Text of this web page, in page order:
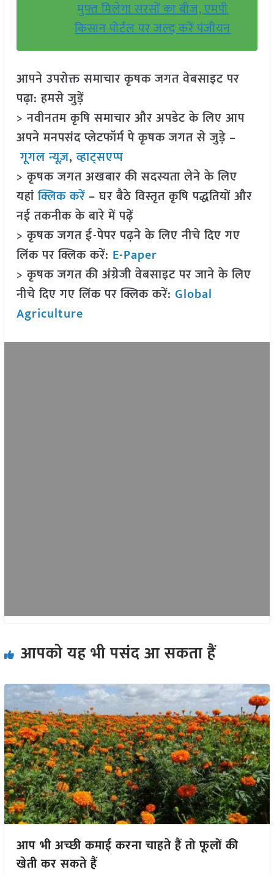
मुफ्त मिलेगा सरसों का बीज, एमपी
किसान पोर्टल पर जल्द करें पंजीयन
आपने उपरोक्त समाचार कृषक जगत वेबसाइट पर
पढ़ा: हमसे जुड़ें
> नवीनतम कृषि समाचार और अपडेट के लिए आप
अपने मनपसंद प्लेटफॉर्म पे कृषक जगत से जुड़े –
गूगल न्यूज़,व्हाट्सएप्प
> कृषक जगत अखबार की सदस्यता लेने के लिए
यहांक्लिक करें– घर बैठे विस्तृत कृषि पद्धतियों और
नई तकनीक के बारे में पढ़ें
> कृषक जगत ई-पेपर पढ़ने के लिए नीचे दिए गए
लिंक पर क्लिक करें: E-Paper
> कृषक जगत की अंग्रेजी वेबसाइट पर जाने के लिए
नीचे दिए गए लिंक पर क्लिक करें: Global
Agriculture
आपको यह भी पसंद आ सकता हैं
आप भी अच्छी कमाई करना चाहते हैं तो फूलों की
खेती कर सकते हैं